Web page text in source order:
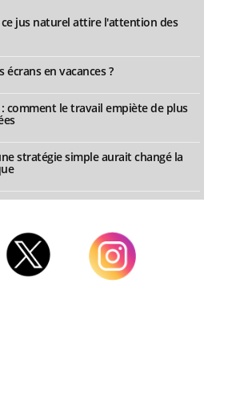
ce jus naturel attire l'attention des
en vacances ?
comment le travail empiète de plus
stratégie simple aurait changé la